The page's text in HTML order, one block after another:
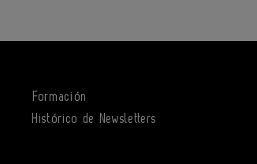
Formación
Histórico de Newsletters